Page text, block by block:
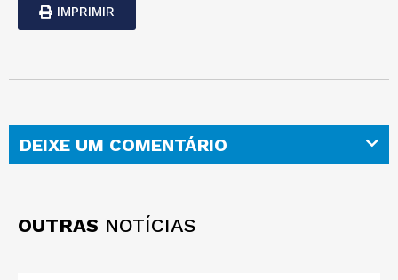
IMPRIMIR
DEIXE UM COMENTÁRIO
OUTRAS NOTÍCIAS